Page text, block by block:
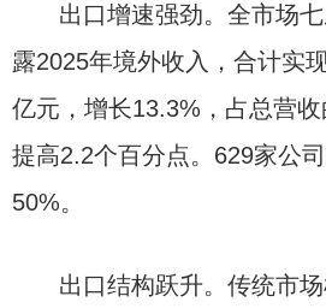
出口增速强劲。全市场
露2025年境外收入，合计实
亿元，增长13.3%，占总营
提高2.2个百分点。629家公
50%。
出口结构跃升。传统市